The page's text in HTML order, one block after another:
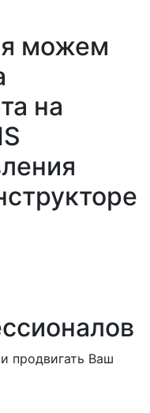
можем
на
продвигать Ваш